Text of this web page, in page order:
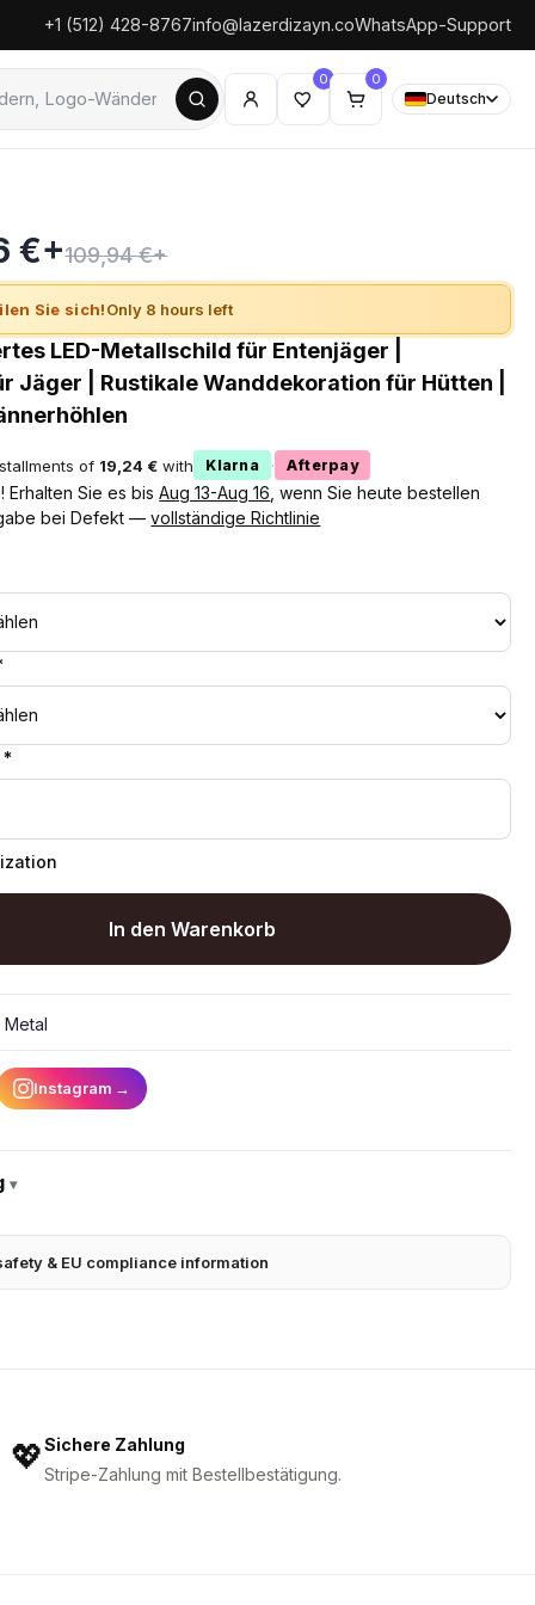
+1 (512) 428-8767info@lazerdizayn.coWhatsApp-Support
0 0
Deutsch
€+109,94 €+
Sie sich!Only 8 hours left
LED-Metallschild für Entenjäger |
Jäger | Rustikale Wanddekoration für Hütten |
of 19,24 € with Klarna · Afterpay
Erhalten Sie es bisAug 13-Aug 16 , wenn Sie heute bestellen
bei Defekt —vollständige Richtlinie
In den Warenkorb
Metal
Instagram →
▾
& EU compliance information
💖Sichere Zahlung
Stripe-Zahlung mit Bestellbestätigung.